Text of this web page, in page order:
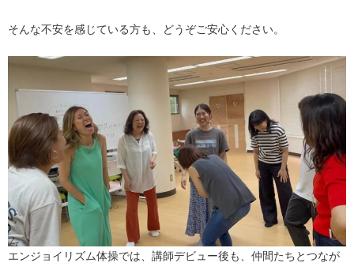
そんな不安を感じている方も、どうぞご安心ください。
エンジョイリズム体操では、講師デビュー後も、仲間たちとつなが